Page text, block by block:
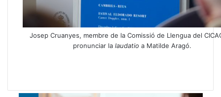
Josep Cruanyes, membre de la Comissió de Llengua del
pronunciar la laudatio a Matilde Aragó.